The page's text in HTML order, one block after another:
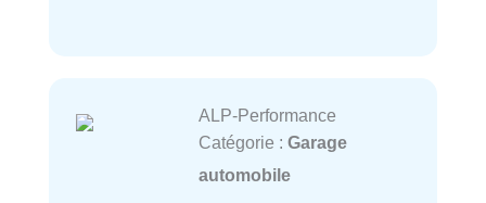
ALP-Performance
Catégorie : Garage
automobile